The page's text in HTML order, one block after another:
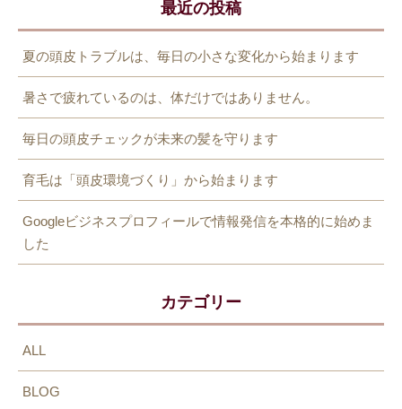
最近の投稿
夏の頭皮トラブルは、毎日の小さな変化から始まります
暑さで疲れているのは、体だけではありません。
毎日の頭皮チェックが未来の髪を守ります
育毛は「頭皮環境づくり」から始まります
Googleビジネスプロフィールで情報発信を本格的に始めま
した
カテゴリー
ALL
BLOG